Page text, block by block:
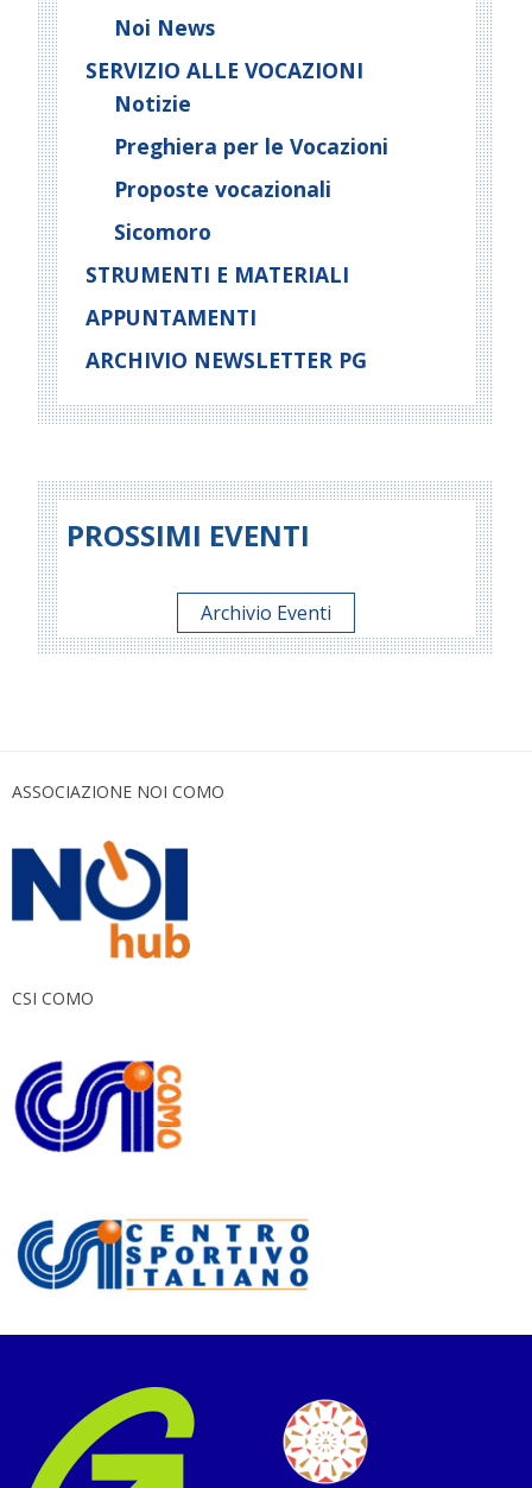
Noi News
SERVIZIO ALLE VOCAZIONI
Notizie
Preghiera per le Vocazioni
Proposte vocazionali
Sicomoro
STRUMENTI E MATERIALI
APPUNTAMENTI
ARCHIVIO NEWSLETTER PG
PROSSIMI EVENTI
Archivio Eventi
ASSOCIAZIONE NOI COMO
CSI COMO